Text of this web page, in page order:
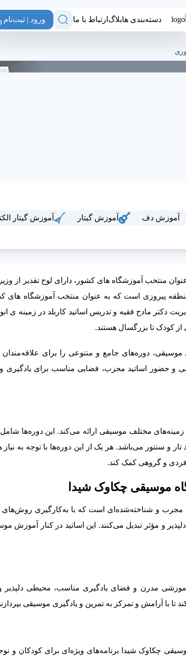
دسته‌بندی هابلاگ ارتباط با ما ورود | ثبت‌نام
آموزش دف آموزش گیتار
آموزش گیتار
منتخب آموزشگاه های کشور، دارای لوح تقدیر از
پیروزی است که به عنوان منتخب آموزشگاه های
دکتر مادح فقیه و تدریس اساتید کاربلد در زمینه ی
کودک تا بزرگسال هستند.
دوره‌های جامع و متنوعی را برای علاقه‌مندان
و حضور اساتید مجرب، فضایی مناسب برای یادگیری
مختلف موسیقی ارائه می‌کند. این دوره‌ها
و سنتور می‌باشد. هر یک از این دوره‌ها با توجه به
و گروهی کمک کند.
موسیقی چکاوک شیدا
مجرب و شناخته‌شده‌ای است که با به‌کارگیری
و مؤثر تبدیل می‌کنند. این اساتید در کنار آموزش
مدرن و فضای یادگیری مناسب، محیطی دلپذیر
با آرامش و تمرکز به تمرین و یادگیری موسیقی
چکاوک شیدا برنامه‌های ویژه‌ای برای کودکان و